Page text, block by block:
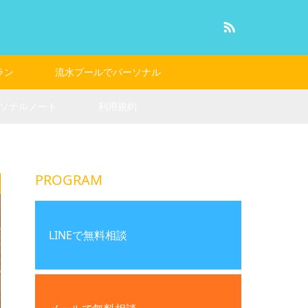
ン 流水プールでパーソナル
PROGRAM
LINEで無料相談